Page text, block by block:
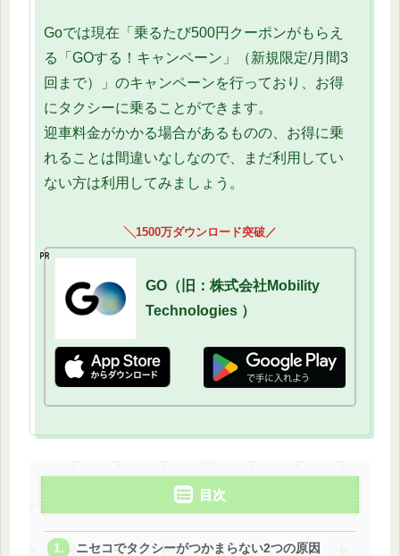
Goでは現在「乗るたび500円クーポンがもらえ
る「GOする！キャンペーン」（新規限定/月間3
回まで）」のキャンペーンを行っており、お得
にタクシーに乗ることができます。
迎車料金がかかる場合があるものの、お得に乗
れることは間違いなしなので、まだ利用してい
ない方は利用してみましょう。
╲1500万ダウンロード突破／
GO（旧：株式会社Mobility
Technologies ）
目次
ニセコでタクシーがつかまらない2つの原因